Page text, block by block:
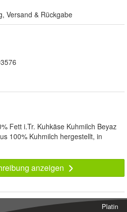
Versand & Rückgabe
Fett i.Tr. Kuhkäse Kuhmilch Beyaz
100% Kuhmilch hergestellt, in
anzeigen
Platin